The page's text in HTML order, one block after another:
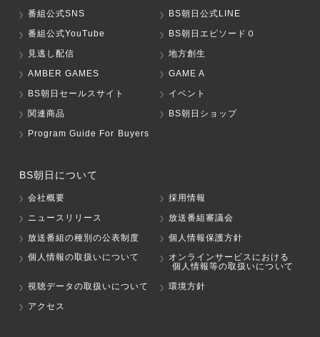
番組公式SNS
BS朝日公式LINE
番組公式YouTube
BS朝日エピソード０
見逃し配信
地方創生
AMBER GAMES
GAME A
BS朝日セールスサイト
イベント
関連商品
BS朝日ショップ
Program Guide For Buyers
BS朝日について
会社概要
採用情報
ニュースリリース
放送番組審議会
放送番組の種別の公表制度
個人情報保護方針
個人情報の取扱いについて
オンラインサービスにおける
個人情報等の取扱いについて
視聴データの取扱いについて
環境方針
アクセス